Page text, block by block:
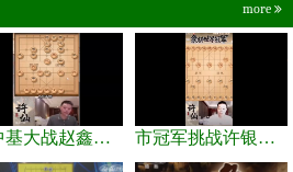
more
郭中基大战赵鑫鑫，许银川激情讲解 市冠军挑战许银川，急进中兵变化真激烈！